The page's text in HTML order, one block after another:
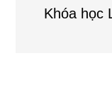
Khóa học